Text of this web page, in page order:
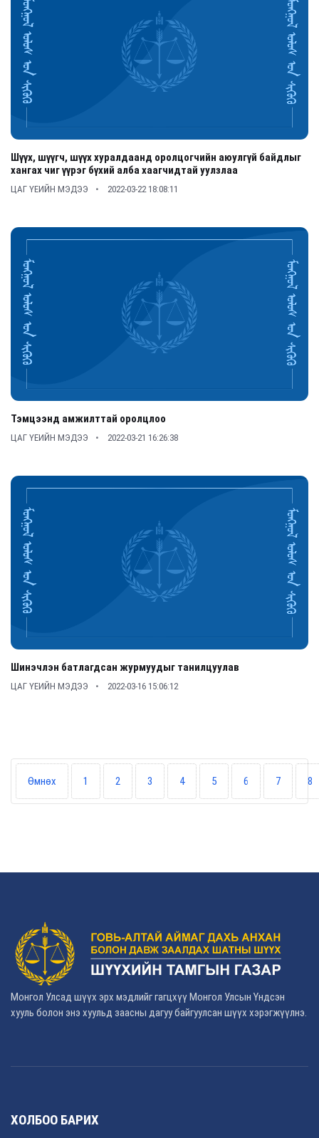
Шүүх, шүүгч, шүүх хуралдаанд оролцогчийн аюулгүй байдлыг
хангах чиг үүрэг бүхий алба хаагчидтай уулзлаа
ЦАГ ҮЕИЙН МЭДЭЭ 2022-03-22 18:08:11
Тэмцээнд амжилттай оролцлоо
ЦАГ ҮЕИЙН МЭДЭЭ 2022-03-21 16:26:38
Шинэчлэн батлагдсан журмуудыг танилцуулав
ЦАГ ҮЕИЙН МЭДЭЭ 2022-03-16 15:06:12
Өмнөх 1 2 3 4 5 6 7 8
Монгол Улсад шүүх эрх мэдлийг гагцхүү Монгол Улсын Үндсэн
хууль болон энэ хуульд заасны дагуу байгуулсан шүүх хэрэгжүүлнэ.
ХОЛБОО БАРИХ